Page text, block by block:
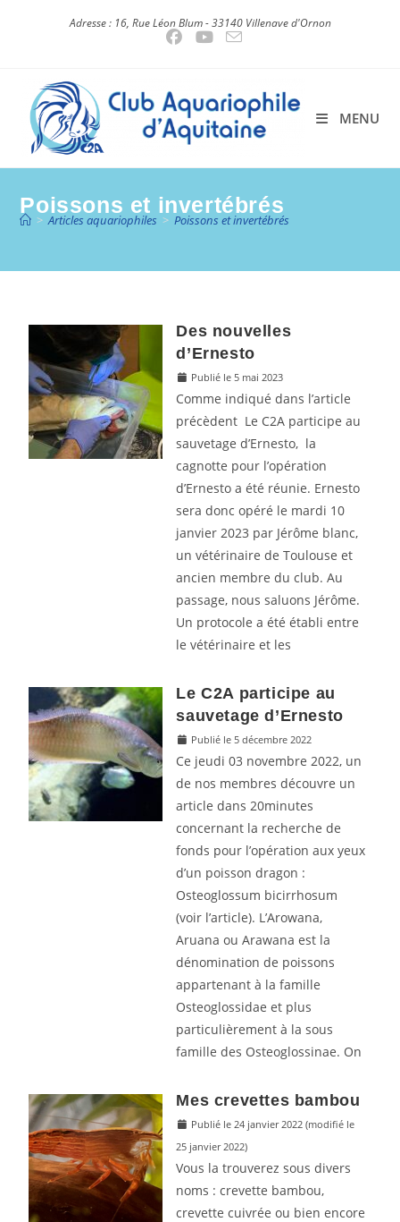
Adresse : 16, Rue Léon Blum - 33140 Villenave d'Ornon
MENU
Poissons et invertébrés
> Articles aquariophiles > Poissons et invertébrés
Des nouvelles
d’Ernesto
Publié le 5 mai 2023
Comme indiqué dans l’article
précèdent Le C2A participe au
sauvetage d’Ernesto, la
cagnotte pour l’opération
d’Ernesto a été réunie. Ernesto
sera donc opéré le mardi 10
janvier 2023 par Jérôme blanc,
un vétérinaire de Toulouse et
ancien membre du club. Au
passage, nous saluons Jérôme.
Un protocole a été établi entre
le vétérinaire et les
Le C2A participe au
sauvetage d’Ernesto
Publié le 5 décembre 2022
Ce jeudi 03 novembre 2022, un
de nos membres découvre un
article dans 20minutes
concernant la recherche de
fonds pour l’opération aux yeux
d’un poisson dragon :
Osteoglossum bicirrhosum
(voir l’article). L’Arowana,
Aruana ou Arawana est la
dénomination de poissons
appartenant à la famille
Osteoglossidae et plus
particulièrement à la sous
famille des Osteoglossinae. On
Mes crevettes bambou
Publié le 24 janvier 2022 (modifié le
25 janvier 2022)
Vous la trouverez sous divers
noms : crevette bambou,
crevette cuivrée ou bien encore